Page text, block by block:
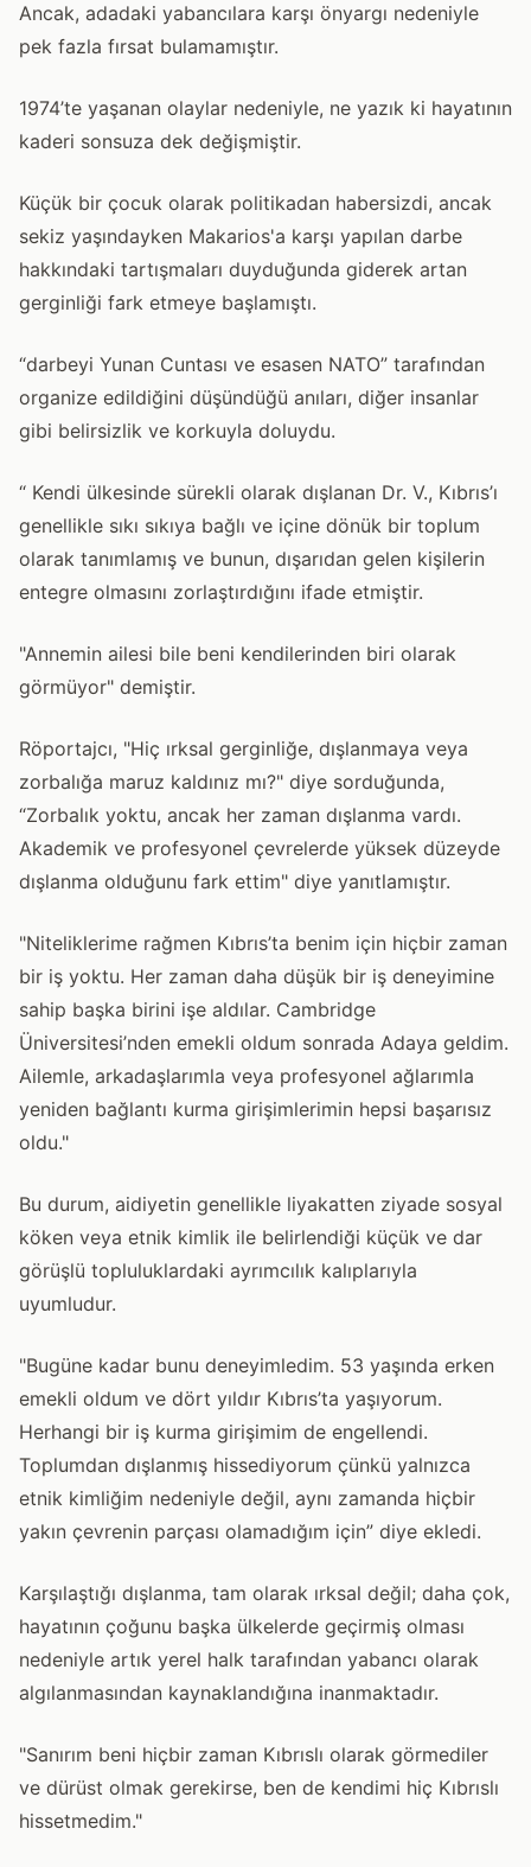
Ancak, adadaki yabancılara karşı önyargı nedeniyle
pek fazla fırsat bulamamıştır.
1974’te yaşanan olaylar nedeniyle, ne yazık ki hayatının
kaderi sonsuza dek değişmiştir.
Küçük bir çocuk olarak politikadan habersizdi, ancak
sekiz yaşındayken Makarios'a karşı yapılan darbe
hakkındaki tartışmaları duyduğunda giderek artan
gerginliği fark etmeye başlamıştı.
“darbeyi Yunan Cuntası ve esasen NATO” tarafından
organize edildiğini düşündüğü anıları, diğer insanlar
gibi belirsizlik ve korkuyla doluydu.
“ Kendi ülkesinde sürekli olarak dışlanan Dr. V., Kıbrıs’ı
genellikle sıkı sıkıya bağlı ve içine dönük bir toplum
olarak tanımlamış ve bunun, dışarıdan gelen kişilerin
entegre olmasını zorlaştırdığını ifade etmiştir.
"Annemin ailesi bile beni kendilerinden biri olarak
görmüyor" demiştir.
Röportajcı, "Hiç ırksal gerginliğe, dışlanmaya veya
zorbalığa maruz kaldınız mı?" diye sorduğunda,
“Zorbalık yoktu, ancak her zaman dışlanma vardı.
Akademik ve profesyonel çevrelerde yüksek düzeyde
dışlanma olduğunu fark ettim" diye yanıtlamıştır.
"Niteliklerime rağmen Kıbrıs’ta benim için hiçbir zaman
bir iş yoktu. Her zaman daha düşük bir iş deneyimine
sahip başka birini işe aldılar. Cambridge
Üniversitesi’nden emekli oldum sonrada Adaya geldim.
Ailemle, arkadaşlarımla veya profesyonel ağlarımla
yeniden bağlantı kurma girişimlerimin hepsi başarısız
oldu."
Bu durum, aidiyetin genellikle liyakatten ziyade sosyal
köken veya etnik kimlik ile belirlendiği küçük ve dar
görüşlü topluluklardaki ayrımcılık kalıplarıyla
uyumludur.
"Bugüne kadar bunu deneyimledim. 53 yaşında erken
emekli oldum ve dört yıldır Kıbrıs’ta yaşıyorum.
Herhangi bir iş kurma girişimim de engellendi.
Toplumdan dışlanmış hissediyorum çünkü yalnızca
etnik kimliğim nedeniyle değil, aynı zamanda hiçbir
yakın çevrenin parçası olamadığım için” diye ekledi.
Karşılaştığı dışlanma, tam olarak ırksal değil; daha çok,
hayatının çoğunu başka ülkelerde geçirmiş olması
nedeniyle artık yerel halk tarafından yabancı olarak
algılanmasından kaynaklandığına inanmaktadır.
"Sanırım beni hiçbir zaman Kıbrıslı olarak görmediler
ve dürüst olmak gerekirse, ben de kendimi hiç Kıbrıslı
hissetmedim."